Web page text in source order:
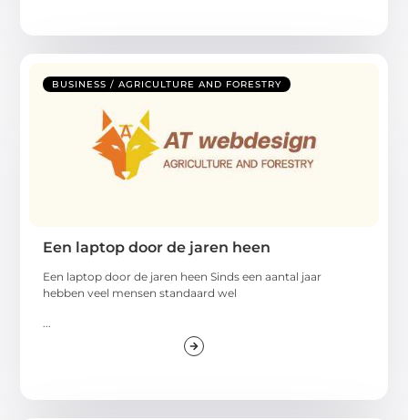
BUSINESS / AGRICULTURE AND FORESTRY
Een laptop door de jaren heen
Een laptop door de jaren heen Sinds een aantal jaar
hebben veel mensen standaard wel